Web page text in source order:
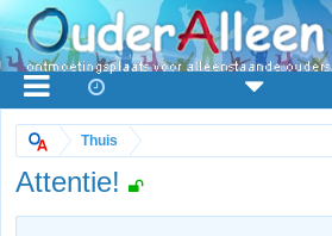
Thuis
Attentie!